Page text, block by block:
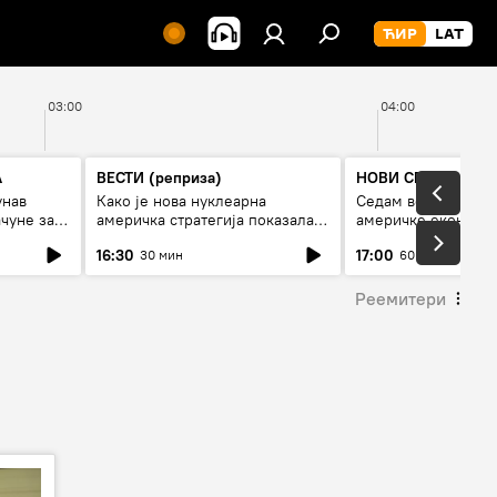
03:00 04:00
за
ВЕСТИ (реприза)
Како је нова нуклеарна
америчка стратегија показала
16:30 30 мин
НОВИ СПУТЊИК
Седам
америчке
17:00 60 мин
Реемитери